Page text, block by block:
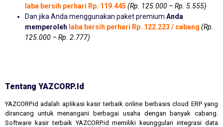
laba bersih perhari Rp. 119.445 (Rp. 125.000 – Rp. 5.555)
Dan jika Anda menggunakan paket premium Anda
memperoleh laba bersih perhari Rp. 122.223 / cabang (Rp.
125.000 – Rp. 2.777)
Tentang YAZCORP.id
YAZCORP.id adalah aplikasi kasir terbaik online berbasis cloud ERP yang
dirancang untuk menangani berbagai usaha dengan banyak cabang.
Software kasir terbaik YAZCORP.id memiliki keunggulan integrasi data